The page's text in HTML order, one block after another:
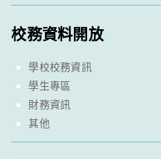
校務資料開放
學校校務資訊
學生專區
財務資訊
其他